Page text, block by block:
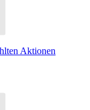
Aktionen